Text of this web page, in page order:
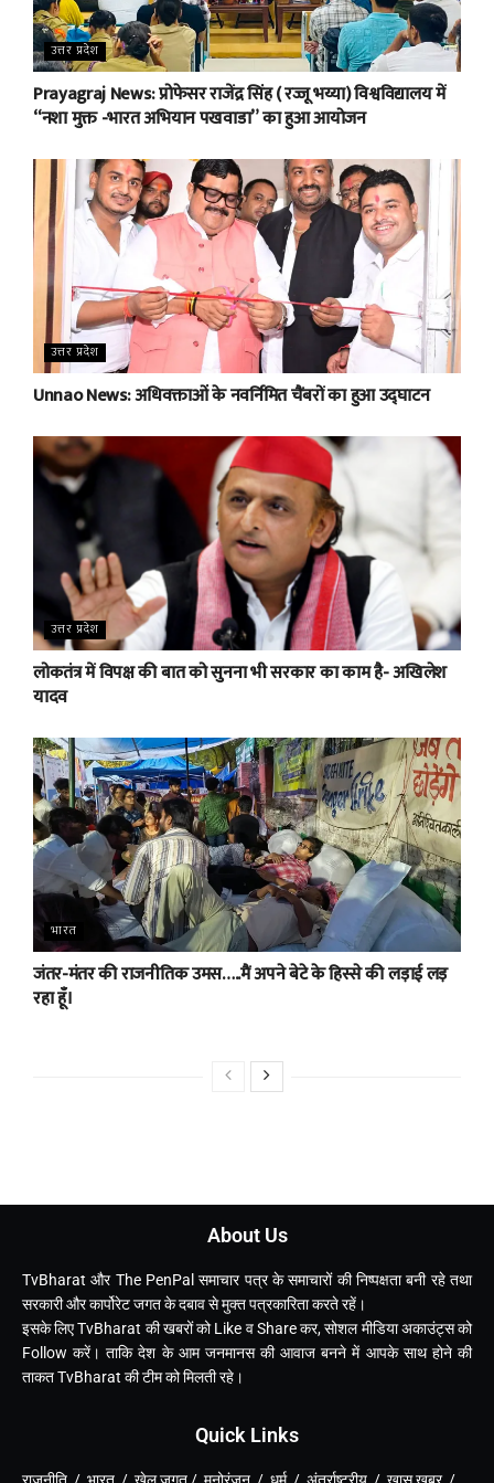
उत्तर प्रदेश
Prayagraj News: प्रोफेसर राजेंद्र सिंह ( रज्जू भय्या) विश्वविद्यालय में
“नशा मुक्त -भारत अभियान पखवाडा” का हुआ आयोजन
उत्तर प्रदेश
Unnao News: अधिवक्ताओं के नवर्निमित चैंबरों का हुआ उद्घाटन
उत्तर प्रदेश
लोकतंत्र में विपक्ष की बात को सुनना भी सरकार का काम है- अखिलेश
यादव
भारत
जंतर-मंतर की राजनीतिक उमस…..मैं अपने बेटे के हिस्से की लड़ाई लड़
रहा हूँ।
About Us
TvBharat और The PenPal समाचार पत्र के समाचारों की निष्पक्षता बनी रहे तथा
सरकारी और कार्पोरेट जगत के दबाव से मुक्त पत्रकारिता करते रहें।
इसके लिए TvBharat की खबरों को Like व Share कर, सोशल मीडिया अकाउंट्स को
Follow करें। ताकि देश के आम जनमानस की आवाज बनने में आपके साथ होने की
ताकत TvBharat की टीम को मिलती रहे।
Quick Links